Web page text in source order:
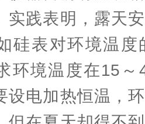
实践表明，露天
硅表对环境温度
环境温度在15
设电加热恒温，